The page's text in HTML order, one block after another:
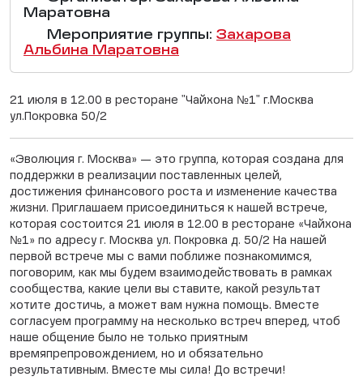
Маратовна
Мероприятие группы: Захарова
Альбина Маратовна
21 июля в 12.00 в ресторане "Чайхона №1" г.Москва
ул.Покровка 50/2
«Эволюция г. Москва» — это группа, которая создана для
поддержки в реализации поставленных целей,
достижения финансового роста и изменение качества
жизни. Приглашаем присоединиться к нашей встрече,
которая состоится 21 июля в 12.00 в ресторане «Чайхона
№1» по адресу г. Москва ул. Покровка д. 50/2 На нашей
первой встрече мы с вами поближе познакомимся,
поговорим, как мы будем взаимодействовать в рамках
сообщества, какие цели вы ставите, какой результат
хотите достичь, а может вам нужна помощь. Вместе
согласуем программу на несколько встреч вперед, чтоб
наше общение было не только приятным
времяпрепровождением, но и обязательно
результативным. Вместе мы сила! До встречи!